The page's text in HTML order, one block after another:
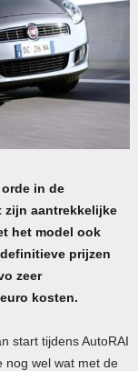
in de
zijn aantrekkelijke
het model ook
prijzen
zeer
kosten.
start tijdens AutoRAI
nog wel wat met de